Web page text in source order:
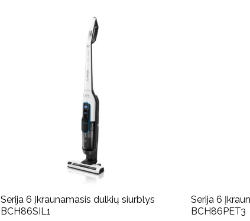
Serija 6 Įkraunamasis dulkių siurblys
BCH86SIL1
Serija 6
BCH86PET3